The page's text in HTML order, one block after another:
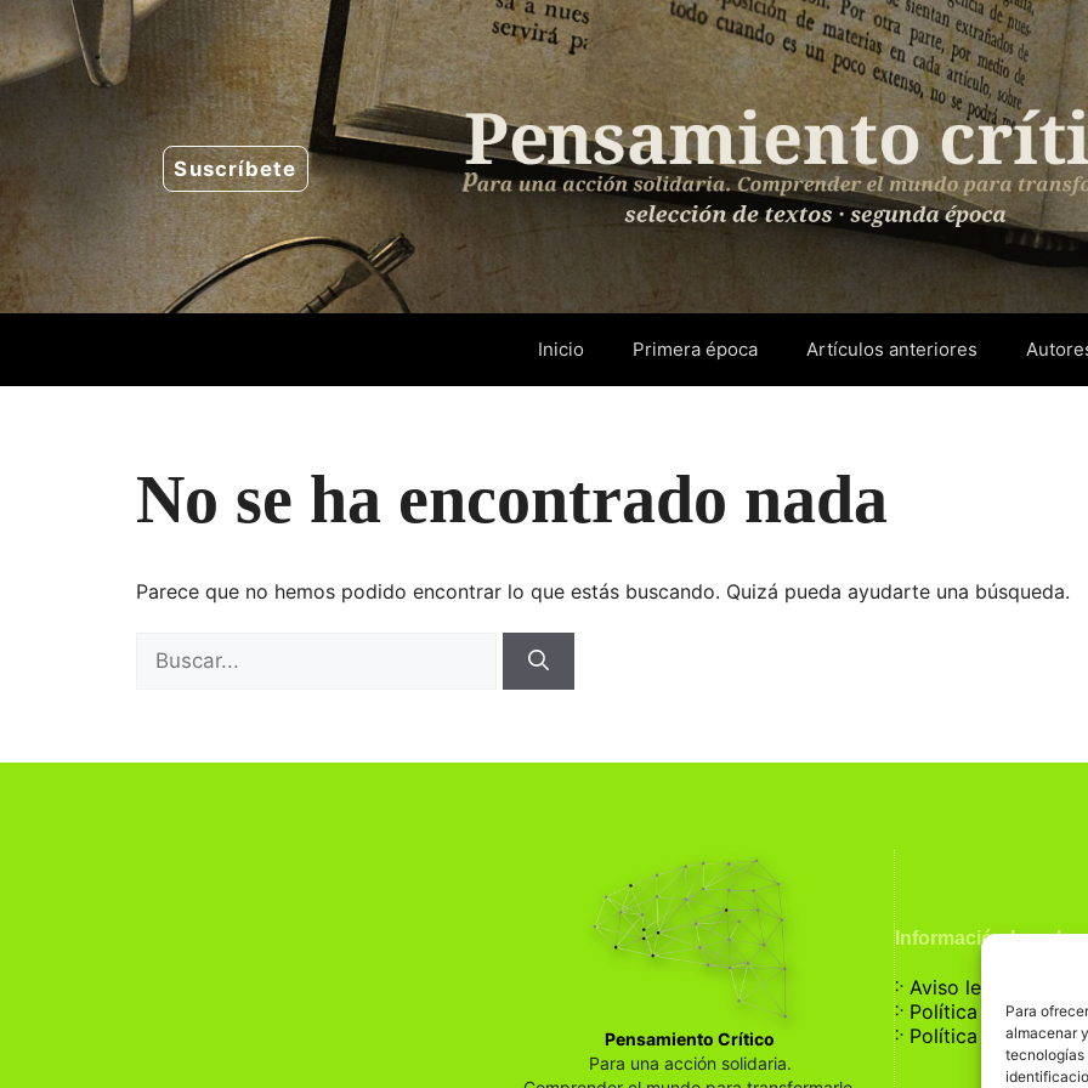
Para
almacenar
tecnologías
Saltar
al
contenido
Suscríbete
Inicio Primera época Artículos anteriores
No se ha encontrado nada
Parece que no hemos podido encontrar lo que estás buscando. Quizá pueda ayudarte una búsqueda.
Pensamiento Crítico
Para una acción solidaria.
Información Legal
჻Aviso legal
჻Política de
჻Política de cookies